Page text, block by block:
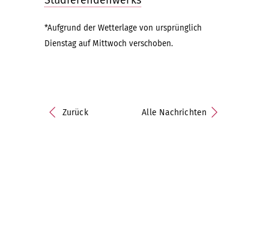
*Aufgrund der Wetterlage von ursprünglich
Dienstag auf Mittwoch verschoben.
Zurück Alle Nachrichten